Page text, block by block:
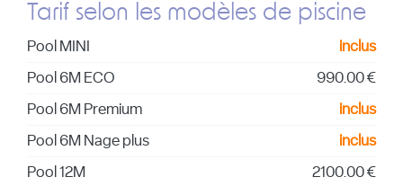
Tarif selon les modèles de piscine
Pool MINI inclus
Pool 6M ECO 990.00 €
Pool 6M Premium inclus
Pool 6M Nage plus inclus
Pool 12M 2100.00 €